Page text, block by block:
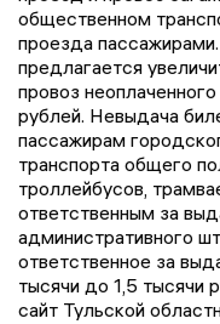
общественном
проезда
предлагается
провоз
рублей. Невыдача
пассажирам
транспорта общего
троллейбусов,
ответственным за
административного
ответственное за
тысячи до 1,5 тысячи
сайт Тульской